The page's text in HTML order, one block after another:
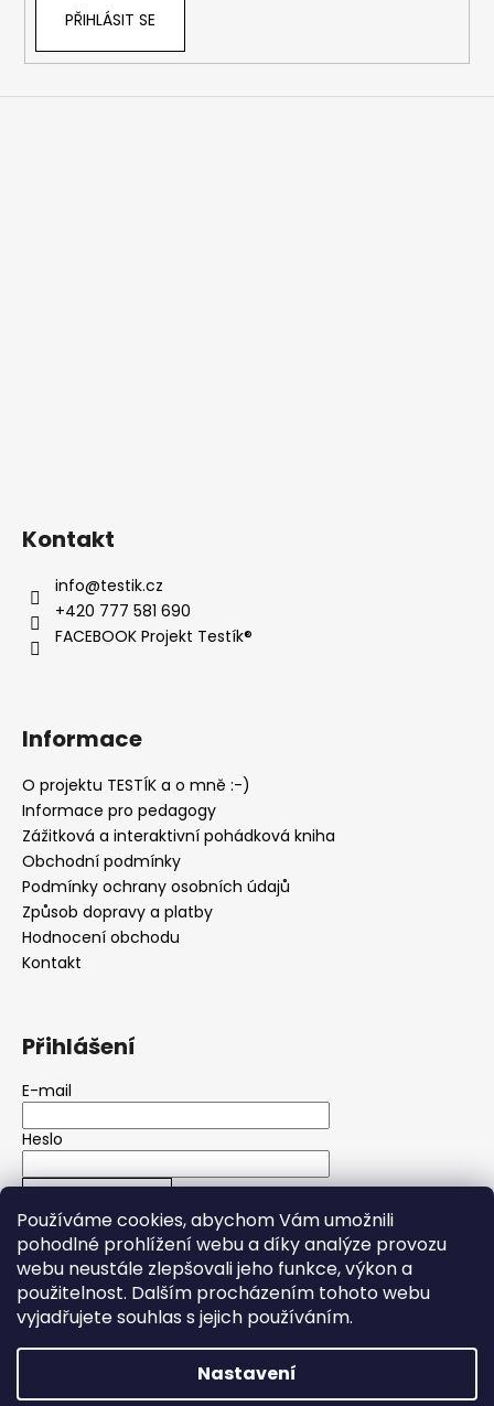
Používáme cookies, abychom Vám umožnili
pohodlné prohlížení webu a díky analýze provozu
webu neustále zlepšovali jeho funkce, výkon a
použitelnost. Dalším procházením tohoto webu
vyjadřujete souhlas s jejich používáním.
Nastavení
PŘIHLÁSIT SE
Kontakt
info@testik.cz
+420 777 581 690
FACEBOOK Projekt Testík®
Informace
O projektu TESTÍK a o mně :-)
Informace pro pedagogy
Zážitková a interaktivní pohádková kniha
Obchodní podmínky
Podmínky ochrany osobních údajů
Způsob dopravy a platby
Hodnocení obchodu
Kontakt
Přihlášení
E-mail
Heslo
PŘIHLÁSIT SE
Nová registraceZapomenuté heslo